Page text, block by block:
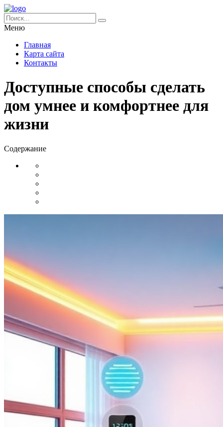
Меню
Главная
Карта сайта
Контакты
Доступные способы сделать
дом умнее и комфортнее для
жизни
Содержание